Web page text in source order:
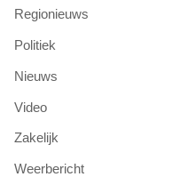
Regionieuws
Politiek
Nieuws
Video
Zakelijk
Weerbericht